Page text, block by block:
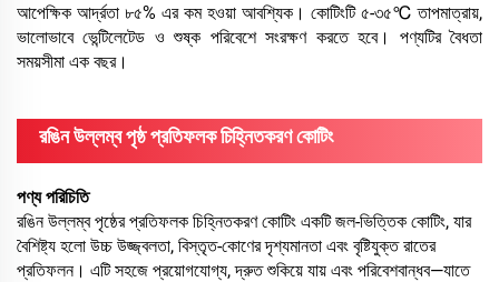
আপেক্ষিক আর্দ্রতা ৮৫% এর কম হওয়া আবশ্যিক। কোটিংটি ৫-৩৫℃ তাপমাত্রায়,
ভালোভাবে ভেন্টিলেটেড ও শুষ্ক পরিবেশে সংরক্ষণ করতে হবে। পণ্যটির বৈধতা
সময়সীমা এক বছর।
রঙিন উল্লম্ব পৃষ্ঠ প্রতিফলক চিহ্নিতকরণ কোটিং
পণ্য পরিচিতি
রঙিন উল্লম্ব পৃষ্ঠের প্রতিফলক চিহ্নিতকরণ কোটিং একটি জল-ভিত্তিক কোটিং, যার
বৈশিষ্ট্য হলো উচ্চ উজ্জ্বলতা, বিস্তৃত-কোণের দৃশ্যমানতা এবং বৃষ্টিযুক্ত রাতের
প্রতিফলন। এটি সহজে প্রয়োগযোগ্য, দ্রুত শুকিয়ে যায় এবং পরিবেশবান্ধব—যাতে